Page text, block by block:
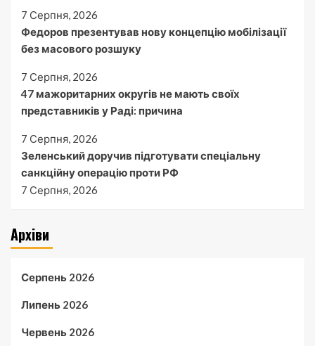
7 Серпня, 2026
Федоров презентував нову концепцію мобілізації
без масового розшуку
7 Серпня, 2026
47 мажоритарних округів не мають своїх
представників у Раді: причина
7 Серпня, 2026
Зеленський доручив підготувати спеціальну
санкційну операцію проти РФ
7 Серпня, 2026
Архіви
Серпень 2026
Липень 2026
Червень 2026